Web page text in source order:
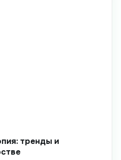
тренды и